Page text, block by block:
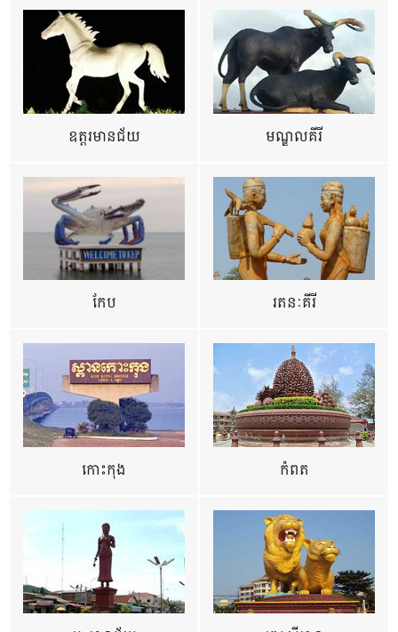
ឧត្ដរមានជ័យ មណ្ឌលគីរី
កែប រតនៈគីរី
កោះកុង កំពត